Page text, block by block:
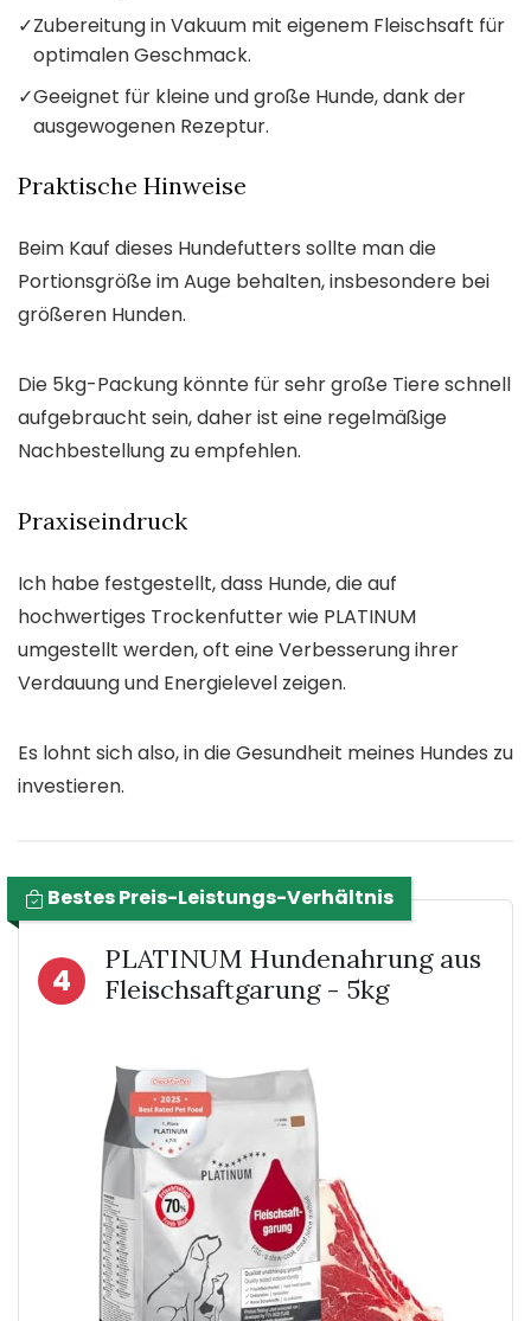
✓Zubereitung in Vakuum mit eigenem Fleischsaft für
optimalen Geschmack.
✓Geeignet für kleine und große Hunde, dank der
ausgewogenen Rezeptur.
Praktische Hinweise
Beim Kauf dieses Hundefutters sollte man die
Portionsgröße im Auge behalten, insbesondere bei
größeren Hunden.
Die 5kg-Packung könnte für sehr große Tiere schnell
aufgebraucht sein, daher ist eine regelmäßige
Nachbestellung zu empfehlen.
Praxiseindruck
Ich habe festgestellt, dass Hunde, die auf
hochwertiges Trockenfutter wie PLATINUM
umgestellt werden, oft eine Verbesserung ihrer
Verdauung und Energielevel zeigen.
Es lohnt sich also, in die Gesundheit meines Hundes zu
investieren.
Bestes Preis-Leistungs-Verhältnis
4
PLATINUM Hundenahrung aus
Fleischsaftgarung - 5kg